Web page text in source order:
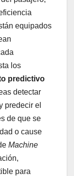
equipados
los
predictivo
detectar
predecir el
de que se
o cause
Machine
para